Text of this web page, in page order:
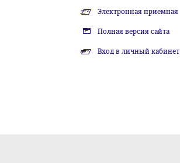
Электронная приемная
Полная версия сайта
Вход в личный кабинет